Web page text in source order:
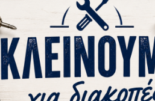
Ρωτήστε μας
ΚΑΤΌΠΙΝ ΠΑΡΑΓΓΕΛΊΑΣ